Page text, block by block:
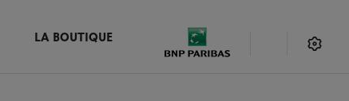
LA BOUTIQUE